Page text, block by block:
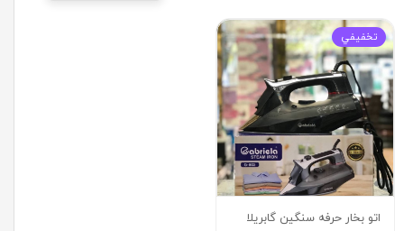
اتو بخار حرفه سنگين گابريلا
تخفيفي